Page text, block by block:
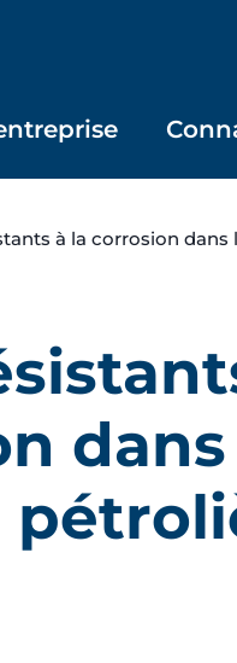
à la corrosion dans
dans